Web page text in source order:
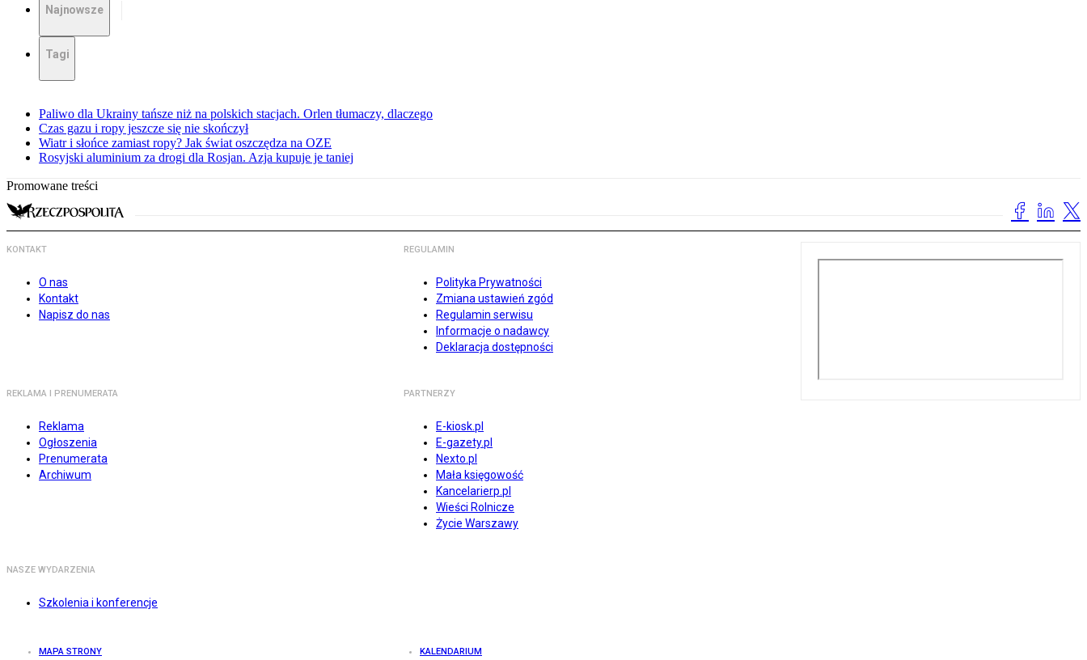
Najnowsze
Tagi
Paliwo dla Ukrainy tańsze niż na polskich stacjach. Orlen tłumaczy, dlaczego
Czas gazu i ropy jeszcze się nie skończył
Wiatr i słońce zamiast ropy? Jak świat oszczędza na OZE
Rosyjski aluminium za drogi dla Rosjan. Azja kupuje je taniej
Promowane treści
KONTAKT
O nas
Kontakt
Napisz do nas
REGULAMIN
Polityka Prywatności
Zmiana ustawień zgód
Regulamin serwisu
Informacje o nadawcy
Deklaracja dostępności
REKLAMA I PRENUMERATA
Reklama
Ogłoszenia
Prenumerata
Archiwum
PARTNERZY
E-kiosk.pl
E-gazety.pl
Nexto.pl
Mała księgowość
Kancelarierp.pl
Wieści Rolnicze
Życie Warszawy
NASZE WYDARZENIA
Szkolenia i konferencje
MAPA STRONY KALENDARIUM